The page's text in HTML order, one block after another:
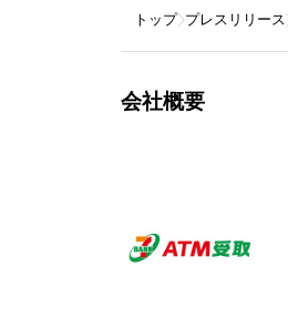
トップ プレスリリース
会社概要